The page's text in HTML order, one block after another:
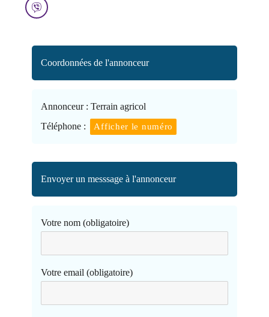
Coordonnées de l'annonceur
Annonceur : Terrain agricol
Téléphone :
Afficher le numéro
Envoyer un messsage à l'annonceur
Votre nom (obligatoire)
Votre email (obligatoire)